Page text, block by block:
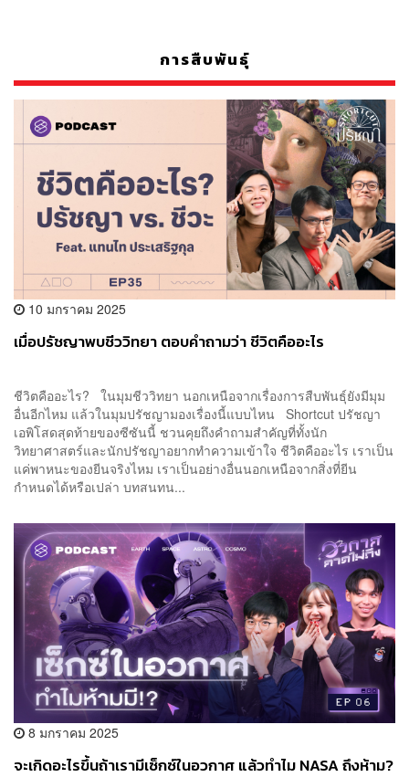
การสืบพันธุ์
10 มกราคม 2025
เมื่อปรัชญาพบชีววิทยา ตอบคำถามว่า ชีวิตคืออะไร
ชีวิตคืออะไร? ในมุมชีววิทยา นอกเหนือจากเรื่องการสืบพันธุ์ยังมีมุม
อื่นอีกไหม แล้วในมุมปรัชญามองเรื่องนี้แบบไหน Shortcut ปรัชญา
เอพิโสดสุดท้ายของซีซันนี้ ชวนคุยถึงคำถามสำคัญที่ทั้งนัก
วิทยาศาสตร์และนักปรัชญาอยากทำความเข้าใจ ชีวิตคืออะไร เราเป็น
แค่พาหนะของยีนจริงไหม เราเป็นอย่างอื่นนอกเหนือจากสิ่งที่ยีน
กำหนดได้หรือเปล่า บทสนทน...
8 มกราคม 2025
จะเกิดอะไรขึ้นถ้าเรามีเซ็กซ์ในอวกาศ แล้วทำไม NASA ถึงห้าม?